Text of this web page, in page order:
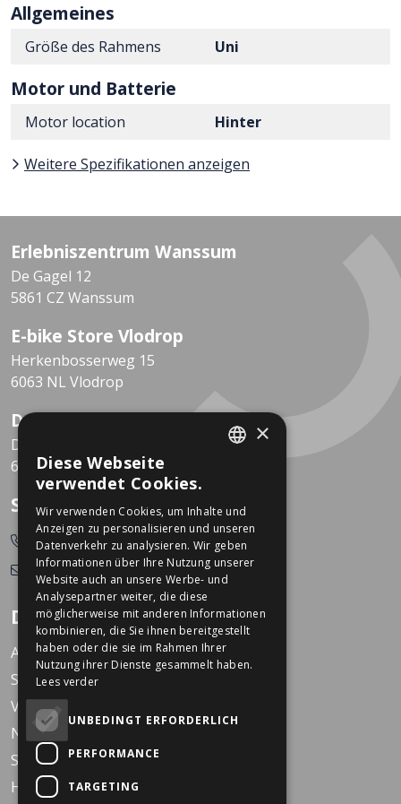
Allgemeines
Größe des Rahmens Uni
Motor und Batterie
Motor location Hinter
Weitere Spezifikationen anzeigen
Erlebniszentrum Wanssum
De Gagel 12
5861 CZ Wanssum
E-bike Store Vlodrop
Herkenbosserweg 15
6063 NL Vlodrop
Dekkers Valkenburg
De Leeuwhof 7
6301 KZ Valkenburg
So erreichen Sie uns
0478-532166
info@dekkerstweewielers.nl
Dekkers Zweiräder
Arbeiten bei Dekkers
Standorte
Veranstaltungen
Nachrichten
Service
Häufig gestellte Fragen
×
Diese Webseite
verwendet Cookies.
Wir verwenden Cookies, um Inhalte und
Anzeigen zu personalisieren und unseren
Datenverkehr zu analysieren. Wir geben
Informationen über Ihre Nutzung unserer
Website auch an unsere Werbe- und
Analysepartner weiter, die diese
möglicherweise mit anderen Informationen
kombinieren, die Sie ihnen bereitgestellt
haben oder die sie im Rahmen Ihrer
Nutzung ihrer Dienste gesammelt haben.
Lees verder
UNBEDINGT ERFORDERLICH
PERFORMANCE
TARGETING